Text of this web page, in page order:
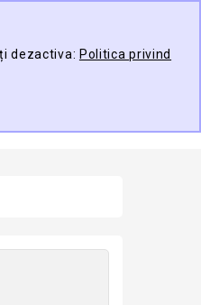
dezactiva: Politica privind